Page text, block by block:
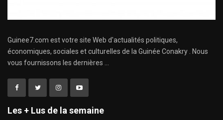
Guinee7.com est votre site Web d'actualités politiques,
économiques, sociales et culturelles de la Guinée Conakry . Nous
vous fournissons les dernières ...
Les + Lus de la semaine